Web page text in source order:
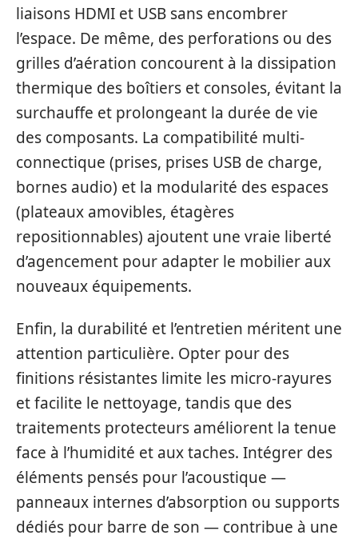
liaisons HDMI et USB sans encombrer
l’espace. De même, des perforations ou des
grilles d’aération concourent à la dissipation
thermique des boîtiers et consoles, évitant la
surchauffe et prolongeant la durée de vie
des composants. La compatibilité multi-
connectique (prises, prises USB de charge,
bornes audio) et la modularité des espaces
(plateaux amovibles, étagères
repositionnables) ajoutent une vraie liberté
d’agencement pour adapter le mobilier aux
nouveaux équipements.
Enfin, la durabilité et l’entretien méritent une
attention particulière. Opter pour des
finitions résistantes limite les micro-rayures
et facilite le nettoyage, tandis que des
traitements protecteurs améliorent la tenue
face à l’humidité et aux taches. Intégrer des
éléments pensés pour l’acoustique —
panneaux internes d’absorption ou supports
dédiés pour barre de son — contribue à une